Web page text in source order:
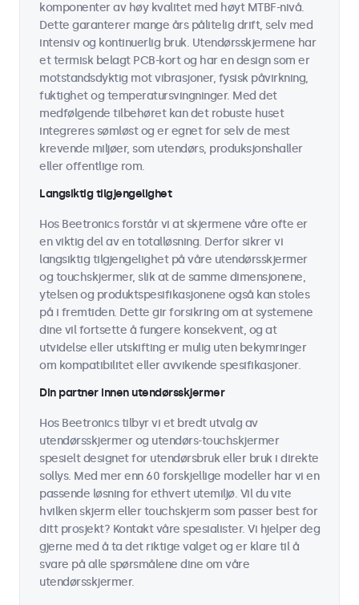
komponenter av høy kvalitet med høyt MTBF-nivå.
Dette garanterer mange års pålitelig drift, selv med
intensiv og kontinuerlig bruk. Utendørsskjermene har
et termisk belagt PCB-kort og har en design som er
motstandsdyktig mot vibrasjoner, fysisk påvirkning,
fuktighet og temperatursvingninger. Med det
medfølgende tilbehøret kan det robuste huset
integreres sømløst og er egnet for selv de mest
krevende miljøer, som utendørs, produksjonshaller
eller offentlige rom.
Langsiktig tilgjengelighet
Hos Beetronics forstår vi at skjermene våre ofte er
en viktig del av en totalløsning. Derfor sikrer vi
langsiktig tilgjengelighet på våre utendørsskjermer
og touchskjermer, slik at de samme dimensjonene,
ytelsen og produktspesifikasjonene også kan stoles
på i fremtiden. Dette gir forsikring om at systemene
dine vil fortsette å fungere konsekvent, og at
utvidelse eller utskifting er mulig uten bekymringer
om kompatibilitet eller avvikende spesifikasjoner.
Din partner innen utendørsskjermer
Hos Beetronics tilbyr vi et bredt utvalg av
utendørsskjermer og utendørs-touchskjermer
spesielt designet for utendørsbruk eller bruk i direkte
sollys. Med mer enn 60 forskjellige modeller har vi en
passende løsning for ethvert utemiljø. Vil du vite
hvilken skjerm eller touchskjerm som passer best for
ditt prosjekt? Kontakt våre spesialister. Vi hjelper deg
gjerne med å ta det riktige valget og er klare til å
svare på alle spørsmålene dine om våre
utendørsskjermer.